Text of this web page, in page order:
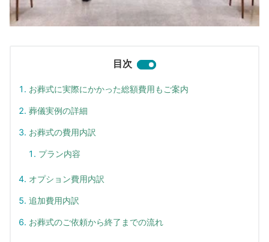
目次
お葬式に実際にかかった総額費用もご案内
葬儀実例の詳細
お葬式の費用内訳
プラン内容
オプション費用内訳
追加費用内訳
お葬式のご依頼から終了までの流れ